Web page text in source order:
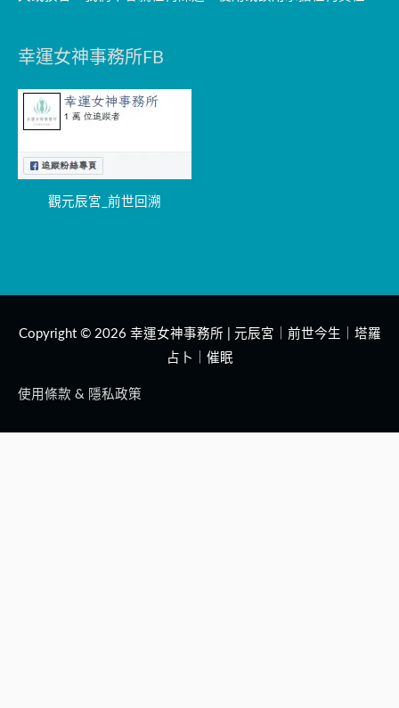
幸運女神事務所FB
觀元辰宮_前世回溯
Copyright © 2026 幸運女神事務所 | 元辰宮｜前世今生｜塔羅
占卜｜催眠
使用條款 & 隱私政策